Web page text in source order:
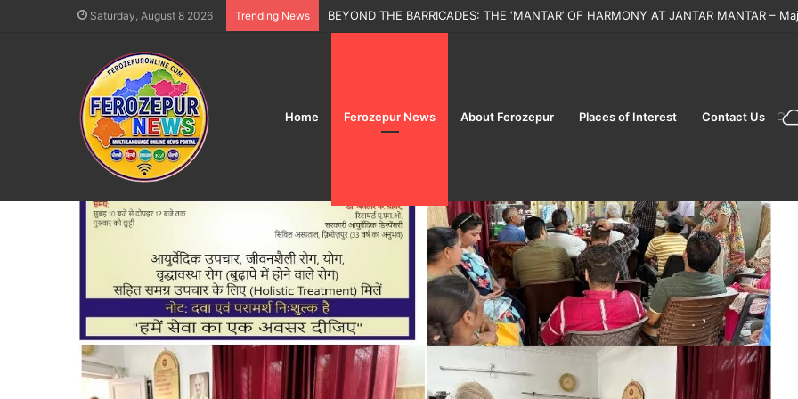
Saturday, August 8 2026 Trending News 15 ਅਗਸਤ ਆਜ਼ਾਦੀ ਦਿਵਸ ਤੋਂ ਪਹਿਲਾਂ ਫਿਰੋਜ਼ਪੁਰ ਛਾਉਣੀ ਰੇਲਵੇ ਸਟੇਸ਼ਨ ‘ਤੇ ਵਿਸ਼ੇਸ਼ ਚੈਕਿੰਗ, ਕੋਈ ਸ਼ੱਕੀ ਵਿਅਕਤੀ
Home Ferozepur News About Ferozepur Places of Interest Contact Us